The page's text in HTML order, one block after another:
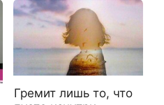
Гремит лишь то, что